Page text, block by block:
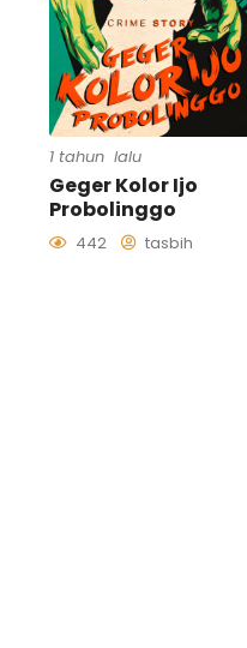
1 tahun lalu
Geger Kolor Ijo
Probolinggo
442 tasbih